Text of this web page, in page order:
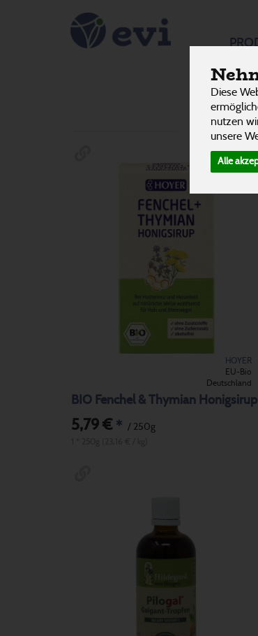
Diese
nutzen
unsere
Alle
Ernährung
HOYER
EU-Bio
Deutschland
BIO Fenchel & Thymian Honigsirup
5,79 € * / 250g